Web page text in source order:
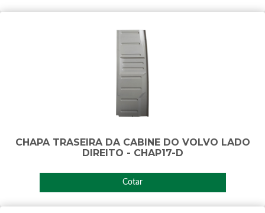
CHAPA TRASEIRA DA CABINE DO VOLVO LADO
DIREITO - CHAP17-D
Cotar